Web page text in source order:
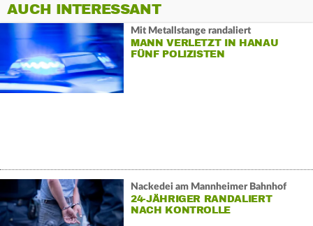
AUCH INTERESSANT
Mit Metallstange randaliert
MANN VERLETZT IN HANAU
FÜNF POLIZISTEN
Nackedei am Mannheimer Bahnhof
24-JÄHRIGER RANDALIERT
NACH KONTROLLE